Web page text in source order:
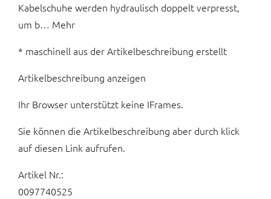
Kabelschuhe werden hydraulisch doppelt verpresst,
um b… Mehr
* maschinell aus der Artikelbeschreibung erstellt
Artikelbeschreibung anzeigen
Ihr Browser unterstützt keine IFrames.
Sie können die Artikelbeschreibung aber durch klick
auf diesen Link aufrufen.
Artikel Nr.:
0097740525